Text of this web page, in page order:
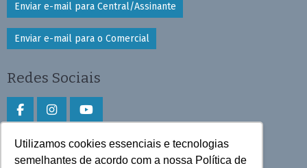
Utilizamos cookies essenciais e tecnologias
semelhantes de acordo com a nossa Política de
Enviar e-mail para Central/Assinante
Enviar e-mail para o Comercial
Redes Sociais
Faça download do aplicativo